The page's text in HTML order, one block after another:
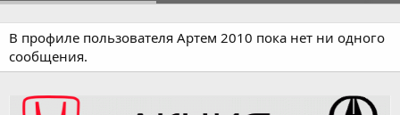
В профиле пользователя Артем 2010 пока нет ни одного
сообщения.